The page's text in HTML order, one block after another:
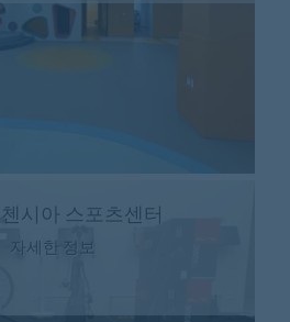
시아 스포츠센터
자세한 정보